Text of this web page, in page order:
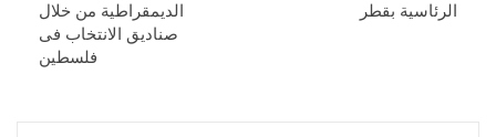
الديمقراطية من خلال
صناديق الانتخاب فى
فلسطين
الرئاسية بقطر